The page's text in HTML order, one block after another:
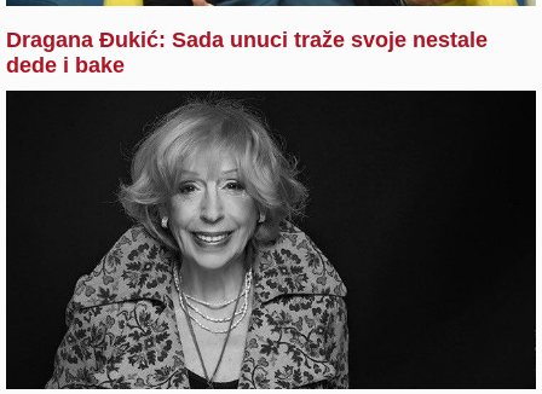
Dragana Đukić: Sada unuci traže svoje nestale
dede i bake